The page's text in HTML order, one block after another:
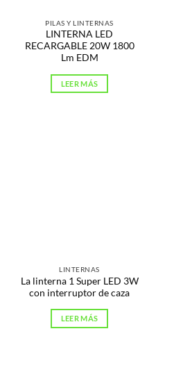
PILAS Y LINTERNAS
LINTERNA LED
RECARGABLE 20W 1800
Lm EDM
LEER MÁS
LINTERNAS
La linterna 1 Super LED 3W
con interruptor de caza
LEER MÁS